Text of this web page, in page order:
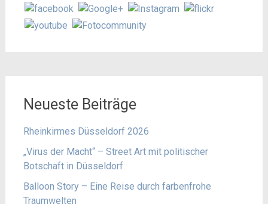
Neueste Beiträge
Rheinkirmes Düsseldorf 2026
„Virus der Macht“ – Street Art mit politischer
Botschaft in Düsseldorf
Balloon Story – Eine Reise durch farbenfrohe
Traumwelten